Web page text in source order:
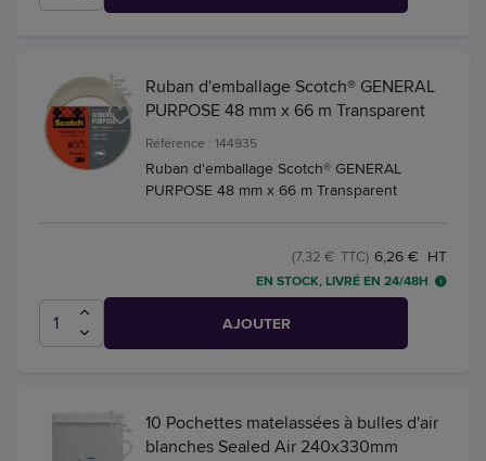
Ruban d'emballage Scotch® GENERAL
PURPOSE 48 mm x 66 m Transparent
Référence : 144935
Ruban d'emballage Scotch® GENERAL
PURPOSE 48 mm x 66 m Transparent
6,26 € HT
(7,32 € TTC)
EN STOCK, LIVRÉ EN 24/48H
AJOUTER
10 Pochettes matelassées à bulles d'air
blanches Sealed Air 240x330mm